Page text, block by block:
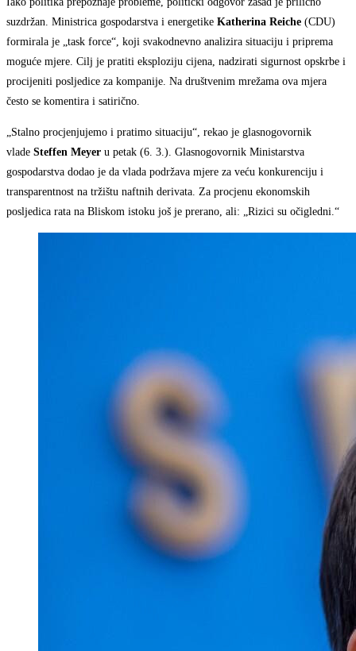
suzdržan. Ministrica gospodarstva i energetike Katherina Reiche (CDU)
formirala je „task force“, koji svakodnevno analizira situaciju i priprema
moguće mjere. Cilj je pratiti eksploziju cijena, nadzirati sigurnost opskrbe i
procijeniti posljedice za kompanije. Na društvenim mrežama ova mjera
često se komentira i satirično.
„Stalno procjenjujemo i pratimo situaciju“, rekao je glasnogovornik
vlade Steffen Meyer u petak (6. 3.). Glasnogovornik Ministarstva
gospodarstva dodao je da vlada podržava mjere za veću konkurenciju i
transparentnost na tržištu naftnih derivata. Za procjenu ekonomskih
posljedica rata na Bliskom istoku još je prerano, ali: „Rizici su očigledni.“